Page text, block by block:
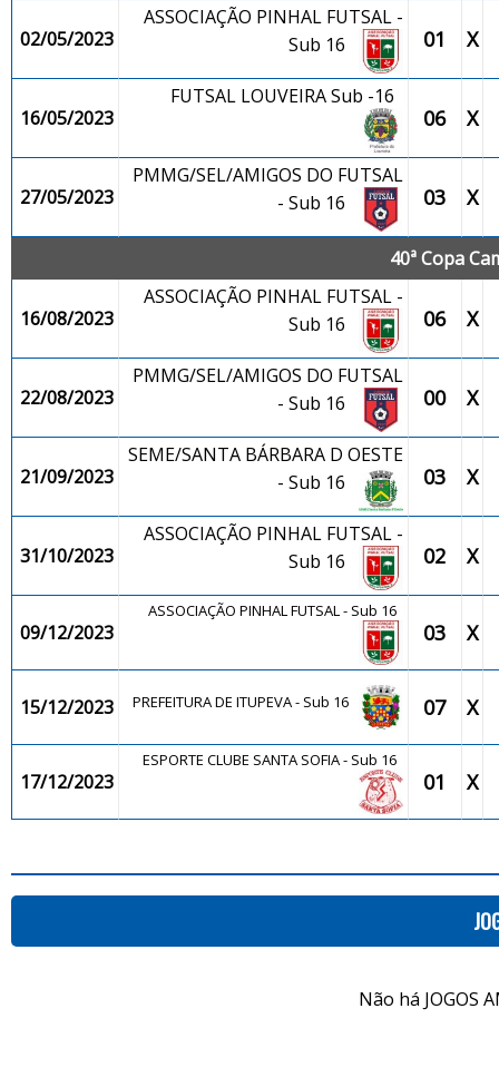
02/05/2023
ASSOCIAÇÃO PINHAL FUTSAL -
Sub 16
01 X
16/05/2023
FUTSAL LOUVEIRA Sub -16
06 X
27/05/2023
PMMG/SEL/AMIGOS DO FUTSAL
- Sub 16
03 X
40ª Copa
16/08/2023
ASSOCIAÇÃO PINHAL FUTSAL -
Sub 16
06 X
22/08/2023
PMMG/SEL/AMIGOS DO FUTSAL
- Sub 16
00 X
21/09/2023
SEME/SANTA BÁRBARA D OESTE
- Sub 16
03 X
31/10/2023
ASSOCIAÇÃO PINHAL FUTSAL -
Sub 16
02 X
09/12/2023
ASSOCIAÇÃO PINHAL FUTSAL - Sub 16
03 X
15/12/2023 PREFEITURA DE ITUPEVA - Sub 16 07 X
17/12/2023
ESPORTE CLUBE SANTA SOFIA - Sub 16
01 X
Não há JOGOS